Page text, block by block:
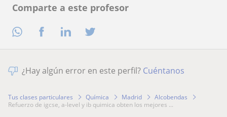
Comparte a este profesor
¿Hay algún error en este perfil? Cuéntanos
Tus clases particulares Química Madrid
Alcobendas
refuerzo de igcse, a-level y ib quimica obten los mejores ...